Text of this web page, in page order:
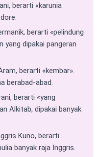
berarti «karunia
berarti «pelindung
yang dipakai pangeran
berarti «kembar».
berabad-abad.
berarti «yang
Alkitab, dipakai banyak
Kuno, berarti
banyak raja Inggris.